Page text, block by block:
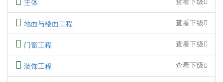
主体
地面与楼面工程 查看下级
门窗工程 查看下级
装饰工程 查看下级